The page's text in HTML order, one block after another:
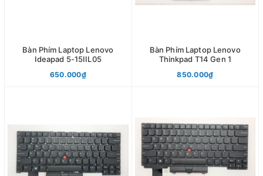
Bàn Phím Laptop Lenovo
Ideapad 5-15IIL05
650.000₫
Bàn Phím Laptop Lenovo
Thinkpad T14 Gen 1
850.000₫